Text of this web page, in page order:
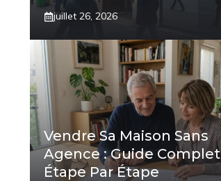
juillet 26, 2026
Vendre Sa Maison Sans
Agence : Guide Complet
Étape Par Étape